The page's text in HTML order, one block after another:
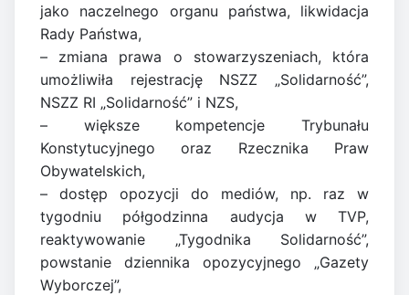
jako naczelnego organu państwa, likwidacja
Rady Państwa,
– zmiana prawa o stowarzyszeniach, która
umożliwiła rejestrację NSZZ „Solidarność”,
NSZZ RI „Solidarność” i NZS,
– większe kompetencje Trybunału
Konstytucyjnego oraz Rzecznika Praw
Obywatelskich,
– dostęp opozycji do mediów, np. raz w
tygodniu półgodzinna audycja w TVP,
reaktywowanie „Tygodnika Solidarność”,
powstanie dziennika opozycyjnego „Gazety
Wyborczej”,